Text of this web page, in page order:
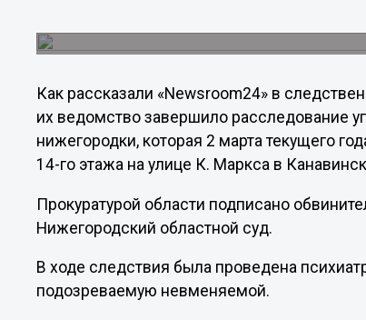
Как рассказали «Newsroom24» в
их ведомство завершило расследование
нижегородки, которая 2 марта текущего
14-го этажа на улице К. Маркса в
Прокуратурой области подписано
Нижегородский областной суд.
В ходе следствия была проведена
подозреваемую невменяемой.